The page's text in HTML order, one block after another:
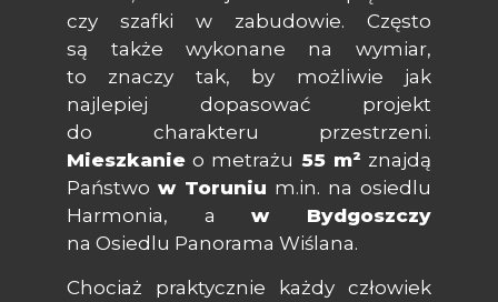
czy szafki w zabudowie. Często
są także wykonane na wymiar,
to znaczy tak, by możliwie jak
najlepiej dopasować projekt
do charakteru przestrzeni.
Mieszkanie o metrażu 55 m² znajdą
Państwow Toruniu m.in. na osiedlu
Harmonia, aw Bydgoszczy
na Osiedlu Panorama Wiślana.
Chociaż praktycznie każdy człowiek